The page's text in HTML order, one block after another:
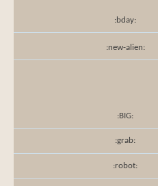
:bday:
:new-alien:
:BIG:
:grab:
:robot: